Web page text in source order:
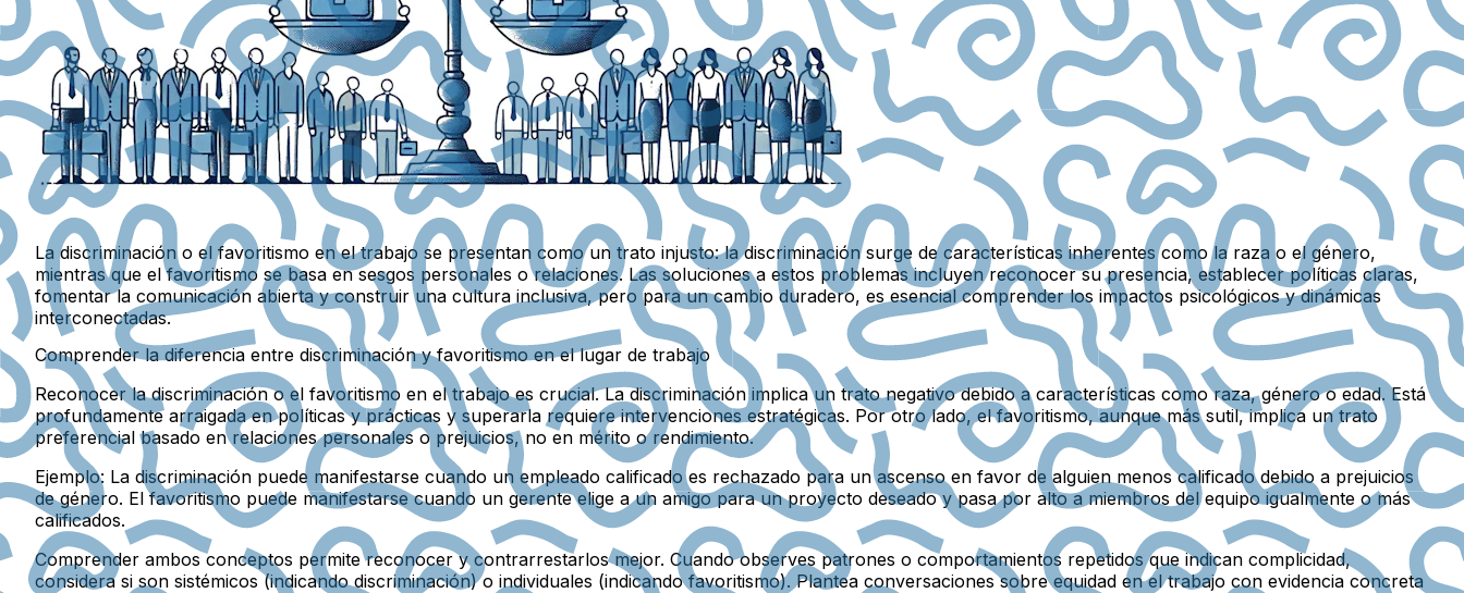
La discriminación o el favoritismo en el trabajo se presentan como un trato injusto: la discriminación surge de características inherentes como la raza o el género,
mientras que el favoritismo se basa en sesgos personales o relaciones. Las soluciones a estos problemas incluyen reconocer su presencia, establecer políticas claras,
fomentar la comunicación abierta y construir una cultura inclusiva, pero para un cambio duradero, es esencial comprender los impactos psicológicos y dinámicas
interconectadas.
Comprender la diferencia entre discriminación y favoritismo en el lugar de trabajo
Reconocer la discriminación o el favoritismo en el trabajo es crucial. La discriminación implica un trato negativo debido a características como raza, género o edad. Está
profundamente arraigada en políticas y prácticas y superarla requiere intervenciones estratégicas. Por otro lado, el favoritismo, aunque más sutil, implica un trato
preferencial basado en relaciones personales o prejuicios, no en mérito o rendimiento.
Ejemplo: La discriminación puede manifestarse cuando un empleado calificado es rechazado para un ascenso en favor de alguien menos calificado debido a prejuicios
de género. El favoritismo puede manifestarse cuando un gerente elige a un amigo para un proyecto deseado y pasa por alto a miembros del equipo igualmente o más
calificados.
Comprender ambos conceptos permite reconocer y contrarrestarlos mejor. Cuando observes patrones o comportamientos repetidos que indican complicidad,
considera si son sistémicos (indicando discriminación) o individuales (indicando favoritismo). Plantea conversaciones sobre equidad en el trabajo con evidencia concreta